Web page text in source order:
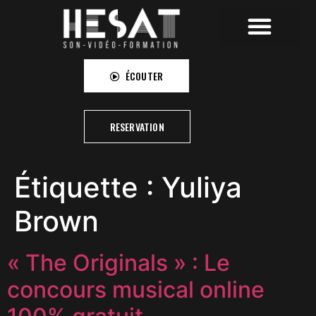
ÉCOUTER
RESERVATION
Étiquette : Yuliya
Brown
« The Originals » : Le
concours musical online